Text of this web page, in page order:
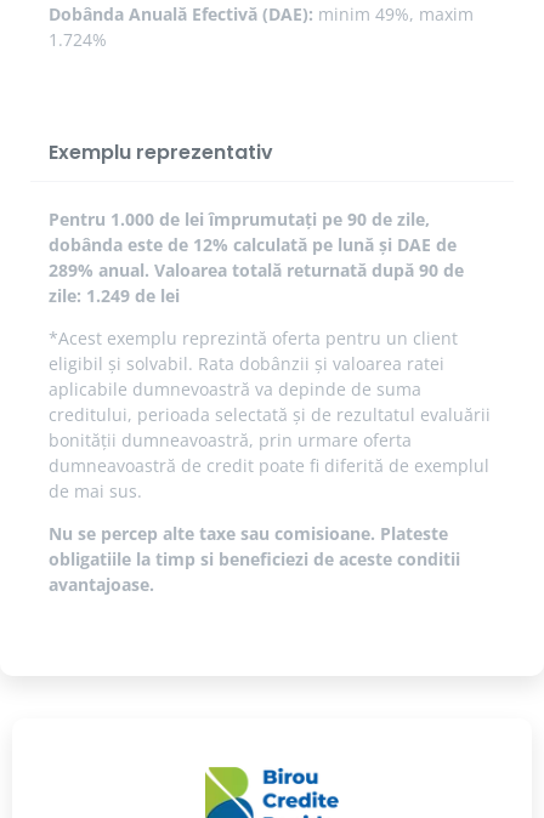
Dobânda Anuală Efectivă (DAE): minim 49%, maxim
1.724%
Exemplu reprezentativ
Pentru 1.000 de lei împrumutați pe 90 de zile,
dobânda este de 12% calculată pe lună și DAE de
289% anual. Valoarea totală returnată după 90 de
zile: 1.249 de lei
*Acest exemplu reprezintă oferta pentru un client
eligibil și solvabil. Rata dobânzii și valoarea ratei
aplicabile dumnevoastră va depinde de suma
creditului, perioada selectată și de rezultatul evaluării
bonității dumneavoastră, prin urmare oferta
dumneavoastră de credit poate fi diferită de exemplul
de mai sus.
Nu se percep alte taxe sau comisioane. Plateste
obligatiile la timp si beneficiezi de aceste conditii
avantajoase.